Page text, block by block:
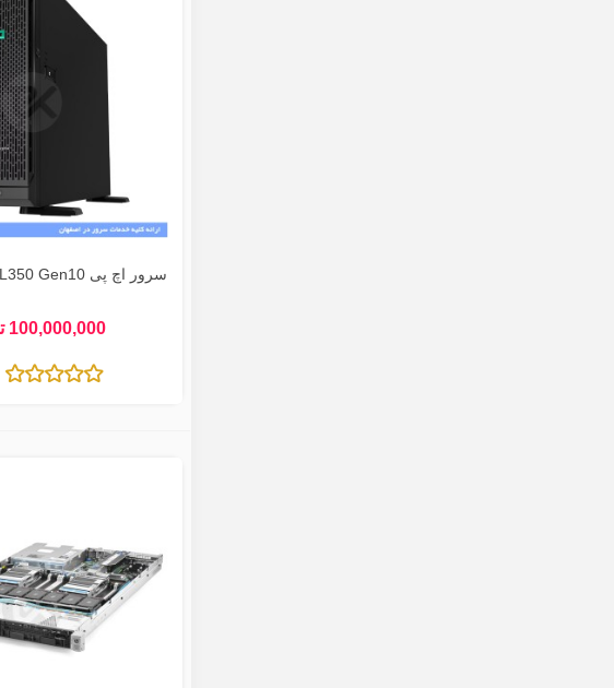
سرور اچ پی HP ProLiant ML350 Gen10
100,000,000 تومان